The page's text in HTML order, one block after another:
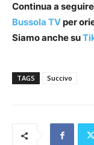
Continua a
Bussola TVper
Siamo anche su
TAGS Succivo